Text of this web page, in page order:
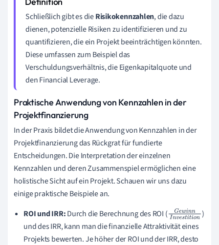
Schließlich gibt es dieRisikokennzahlen, die dazu
dienen, potenzielle Risiken zu identifizieren und zu
quantifizieren, die ein Projekt beeinträchtigen könnten.
Diese umfassen zum Beispiel das
Verschuldungsverhältnis, die Eigenkapitalquote und
den Financial Leverage.
Praktische Anwendung von Kennzahlen in der
Projektfinanzierung
In der Praxis bildet die Anwendung von Kennzahlen in der
Projektfinanzierung das Rückgrat für fundierte
Entscheidungen. Die Interpretation der einzelnen
Kennzahlen und deren Zusammenspiel ermöglichen eine
holistische Sicht auf ein Projekt. Schauen wir uns dazu
einige praktische Beispiele an.
ROI und IRR:Durch die Berechnung des ROI (GewinnInv
estition
)
und des IRR, kann man die finanzielle Attraktivität eines
Projekts bewerten. Je höher der ROI und der IRR, desto